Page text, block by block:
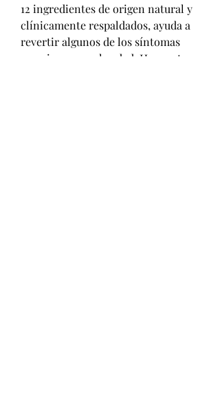
12 ingredientes de origen natural y
clínicamente respaldados, ayuda a
revertir algunos de los síntomas
que vienen con la edad. Hay gestos